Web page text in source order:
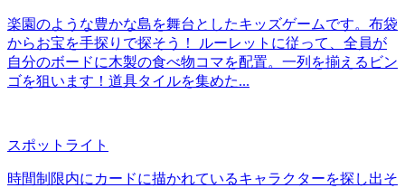
楽園のような豊かな島を舞台としたキッズゲームです。布袋
からお宝を手探りで探そう！ ルーレットに従って、全員が
自分のボードに木製の食べ物コマを配置。一列を揃えるビン
ゴを狙います！道具タイルを集めた...
スポットライト
時間制限内にカードに描かれているキャラクターを探し出そ